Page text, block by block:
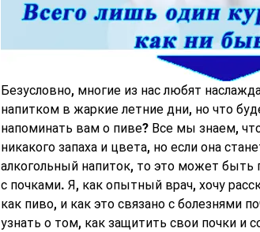
Безусловно, многие из нас любят
напитком в жаркие летние дни, но что
напоминать вам о пиве? Все мы знаем,
никакого запаха и цвета, но если она
алкогольный напиток, то это может
с почками. Я, как опытный врач, хочу
как пиво, и как это связано с болезнями
узнать о том, как защитить свои почки и